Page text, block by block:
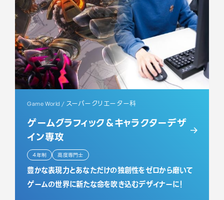
Game World / スーパークリエーター科
ゲームグラフィック＆キャラクターデザ
イン専攻
4年制 高度専門士
豊かな表現力とあなただけの独創性をゼロから磨いて
ゲームの世界に新たな命を吹き込むデザイナーに！